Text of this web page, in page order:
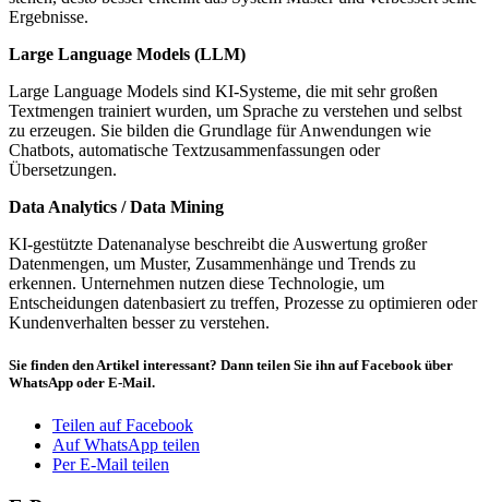
Ergebnisse.
Large Language Models (LLM)
Large Language Models sind KI-Systeme, die mit sehr großen
Textmengen trainiert wurden, um Sprache zu verstehen und selbst
zu erzeugen. Sie bilden die Grundlage für Anwendungen wie
Chatbots, automatische Textzusammenfassungen oder
Übersetzungen.
Data Analytics / Data Mining
KI-gestützte Datenanalyse beschreibt die Auswertung großer
Datenmengen, um Muster, Zusammenhänge und Trends zu
erkennen. Unternehmen nutzen diese Technologie, um
Entscheidungen datenbasiert zu treffen, Prozesse zu optimieren oder
Kundenverhalten besser zu verstehen.
Sie finden den Artikel interessant? Dann teilen Sie ihn auf Facebook über
WhatsApp oder E-Mail.
Teilen auf Facebook
Auf WhatsApp teilen
Per E-Mail teilen